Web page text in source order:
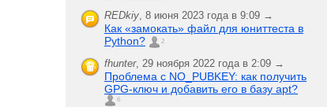
REDkiy, 8 июня 2023 года в 9:09 →
Как «замокать» файл для юниттеста в
Python?
2
fhunter, 29 ноября 2022 года в 2:09 →
Проблема с NO_PUBKEY: как получить
GPG-ключ и добавить его в базу apt?
6